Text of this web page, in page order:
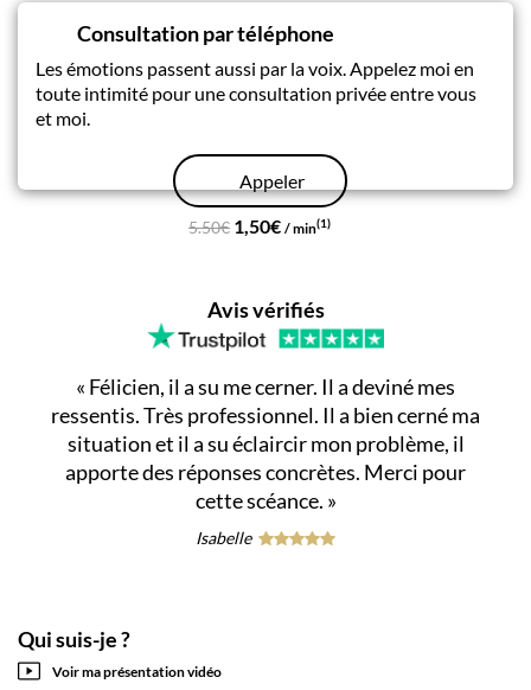
Consultation par téléphone
Les émotions passent aussi par la voix. Appelez moi en
toute intimité pour une consultation privée entre vous
et moi.
Appeler
5.50€ 1,50€ / min(1)
Avis vérifiés
« Félicien, il a su me cerner. Il a deviné mes
ressentis. Très professionnel. Il a bien cerné ma
situation et il a su éclaircir mon problème, il
apporte des réponses concrètes. Merci pour
cette scéance. »
Isabelle
Qui suis-je ?
Voir ma présentation vidéo